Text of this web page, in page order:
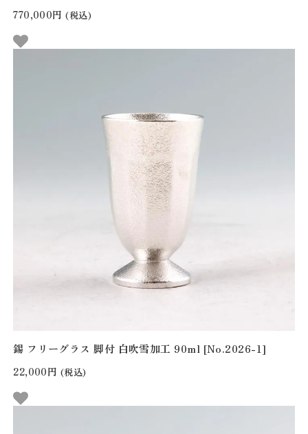
770,000円 (税込)
錫 フリーグラス 脚付 白吹雪加工 90ml [No.2026-1]
22,000円 (税込)